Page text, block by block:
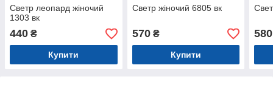
Светр леопард жіночий
1303 вк
440 ₴
Купити
Светр жіночий 6805 вк
570₴
Купити
580